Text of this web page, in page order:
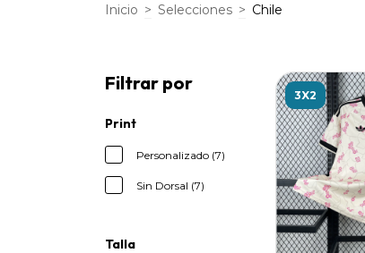
Inicio > Selecciones > Chile
Filtrar por
Print
Personalizado (7)
Sin Dorsal (7)
Talla
3X2